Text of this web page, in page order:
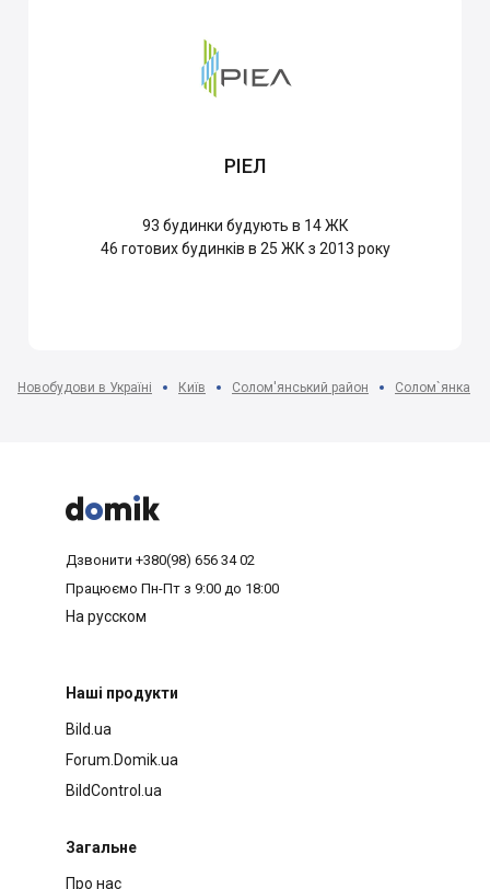
РІЕЛ
93 будинки будують в 14 ЖК
46 готових будинків в 25 ЖК з 2013 року
Новобудови в Україні Київ Солом'янський район Солом`янка



Дзвонити +380(98) 656 34 02
Працюємо Пн-Пт з 9:00 до 18:00
На русском
Наші продукти
Bild.ua
Forum.Domik.ua
BildControl.ua
Загальне
Про нас